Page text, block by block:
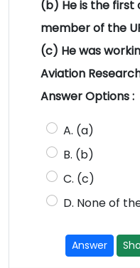
(b) He is the first
member of the
(c) He was
Aviation
Answer Options :
A. (a)
B. (b)
C. (c)
D. None of
Answer